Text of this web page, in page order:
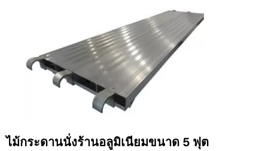
ไม้กระดานนั่งร้านอลูมิเนียมขนาด 5 ฟุต